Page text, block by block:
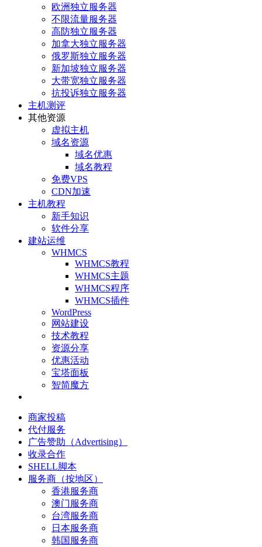
欧洲独立服务器
不限流量服务器
高防独立服务器
加拿大独立服务器
俄罗斯独立服务器
新加坡独立服务器
大带宽独立服务器
抗投诉独立服务器
主机测评
其他资源
虚拟主机
域名资源
域名优惠
域名教程
免费VPS
CDN加速
主机教程
新手知识
软件分享
建站运维
WHMCS
WHMCS教程
WHMCS主题
WHMCS程序
WHMCS插件
WordPress
网站建设
技术教程
资源分享
优惠活动
宝塔面板
智简魔方
商家投稿
代付服务
广告赞助（Advertising）
收录合作
SHELL脚本
服务商（按地区）
香港服务商
澳门服务商
台湾服务商
日本服务商
韩国服务商